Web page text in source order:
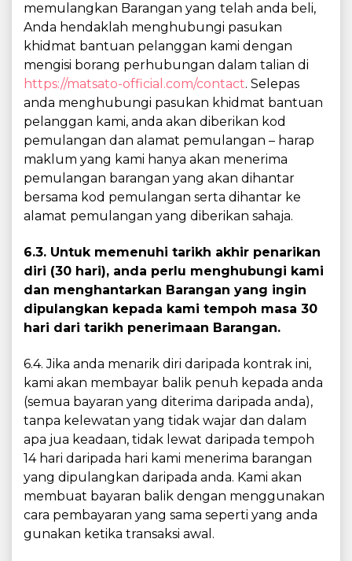
memulangkan Barangan yang telah anda beli,
Anda hendaklah menghubungi pasukan
khidmat bantuan pelanggan kami dengan
mengisi borang perhubungan dalam talian di
https://matsato-official.com/contact. Selepas
anda menghubungi pasukan khidmat bantuan
pelanggan kami, anda akan diberikan kod
pemulangan dan alamat pemulangan – harap
maklum yang kami hanya akan menerima
pemulangan barangan yang akan dihantar
bersama kod pemulangan serta dihantar ke
alamat pemulangan yang diberikan sahaja.
6.3. Untuk memenuhi tarikh akhir penarikan
diri (30 hari), anda perlu menghubungi kami
dan menghantarkan Barangan yang ingin
dipulangkan kepada kami tempoh masa 30
hari dari tarikh penerimaan Barangan.
6.4. Jika anda menarik diri daripada kontrak ini,
kami akan membayar balik penuh kepada anda
(semua bayaran yang diterima daripada anda),
tanpa kelewatan yang tidak wajar dan dalam
apa jua keadaan, tidak lewat daripada tempoh
14 hari daripada hari kami menerima barangan
yang dipulangkan daripada anda. Kami akan
membuat bayaran balik dengan menggunakan
cara pembayaran yang sama seperti yang anda
gunakan ketika transaksi awal.